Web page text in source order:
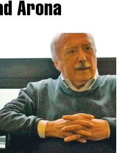
Arona